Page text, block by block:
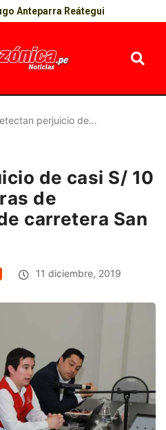
Anteparra Reátegui
perjuicio de…
de casi S/ 10
de
carretera San
11 diciembre, 2019